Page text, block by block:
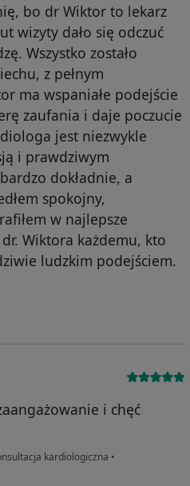
bo dr Wiktor to lekarz
wizyty dało się odczuć
Wszystko zostało
z pełnym
ma wspaniałe podejście
zaufania i daje poczucie
jest niezwykle
i prawdziwym
dokładnie, a
spokojny,
w najlepsze
Wiktora każdemu, kto
ludzkim podejściem.
Krzysztof
i chęć
kardiologiczna •